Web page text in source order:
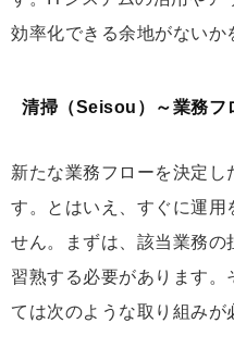
効率化できる余地がないか
清掃（Seisou）～業務フ
新たな業務フローを決定し
す。とはいえ、すぐに運用
せん。まずは、該当業務の
習熟する必要があります。
ては次のような取り組みが